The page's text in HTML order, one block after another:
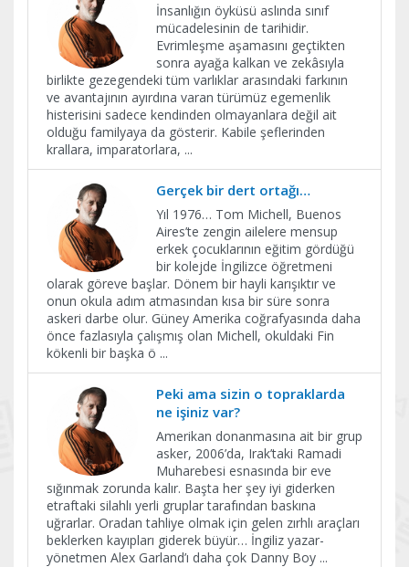
İnsanlığın öyküsü aslında sınıf
mücadelesinin de tarihidir.
Evrimleşme aşamasını geçtikten
sonra ayağa kalkan ve zekâsıyla
birlikte gezegendeki tüm varlıklar arasındaki farkının
ve avantajının ayırdına varan türümüz egemenlik
histerisini sadece kendinden olmayanlara değil ait
olduğu familyaya da gösterir. Kabile şeflerinden
krallara, imparatorlara, ...
Gerçek bir dert ortağı…
Yıl 1976… Tom Michell, Buenos
Aires’te zengin ailelere mensup
erkek çocuklarının eğitim gördüğü
bir kolejde İngilizce öğretmeni
olarak göreve başlar. Dönem bir hayli karışıktır ve
onun okula adım atmasından kısa bir süre sonra
askeri darbe olur. Güney Amerika coğrafyasında daha
önce fazlasıyla çalışmış olan Michell, okuldaki Fin
kökenli bir başka ö ...
Peki ama sizin o topraklarda
ne işiniz var?
Amerikan donanmasına ait bir grup
asker, 2006’da, Irak’taki Ramadi
Muharebesi esnasında bir eve
sığınmak zorunda kalır. Başta her şey iyi giderken
etraftaki silahlı yerli gruplar tarafından baskına
uğrarlar. Oradan tahliye olmak için gelen zırhlı araçları
beklerken kayıpları giderek büyür… İngiliz yazar-
yönetmen Alex Garland’ı daha çok Danny Boy ...